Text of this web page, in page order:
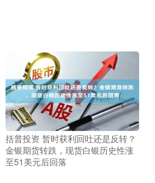
括普投资 暂时获利回吐还是反转？
金银期货转跌，现货白银历史性涨
至51美元后回落